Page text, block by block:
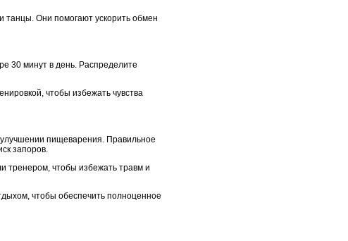
танцы. Они помогают ускорить обмен
30 минут в день. Распределите
чтобы избежать чувства
пищеварения. Правильное
запоров.
тренером, чтобы избежать травм и
чтобы обеспечить полноценное